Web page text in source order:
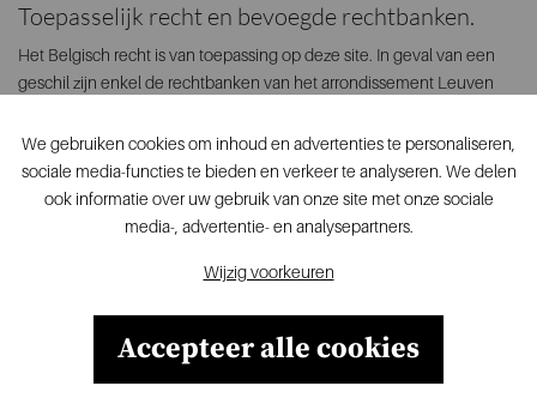
Toepasselijk recht en bevoegde rechtbanken.
Het Belgisch recht is van toepassing op deze site. In geval van een
geschil zijn enkel de rechtbanken van het arrondissement Leuven
Altera, De Hoorn, Sluisstraat 79, 3000 Leuven, T.
Disclaimer
We gebruiken cookies om inhoud en advertenties te personaliseren,
sociale media-functies te bieden en verkeer te analyseren. We delen
ook informatie over uw gebruik van onze site met onze sociale
media-, advertentie- en analysepartners.
Wijzig voorkeuren
Accepteer alle cookies